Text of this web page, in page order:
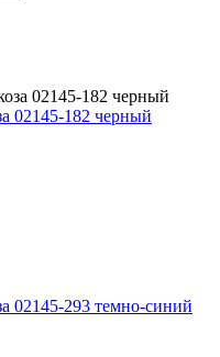
02145-182 черный
02145-293 темно-синий